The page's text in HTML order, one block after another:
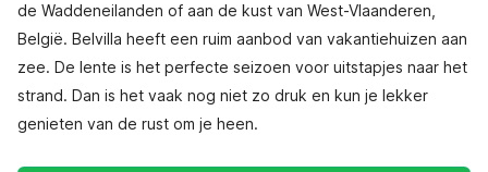
de Waddeneilanden of aan de kust van West-Vlaanderen,
België. Belvilla heeft een ruim aanbod van vakantiehuizen aan
zee. De lente is het perfecte seizoen voor uitstapjes naar het
strand. Dan is het vaak nog niet zo druk en kun je lekker
genieten van de rust om je heen.